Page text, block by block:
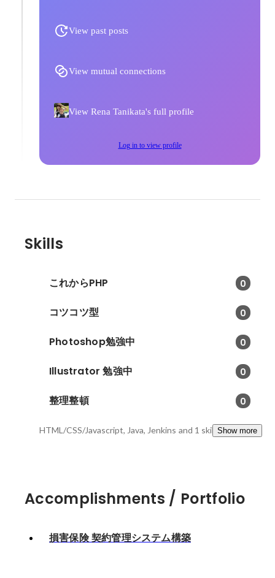
View past posts
View mutual connections
View Rena Tanikata's full profile
Log in to view profile
Skills
これからPHP 0
コツコツ型 0
Photoshop勉強中 0
Illustrator 勉強中 0
整理整頓 0
HTML/CSS/Javascript, Java, Jenkins and 1 skillsShow more
Accomplishments / Portfolio
損害保険 契約管理システム構築